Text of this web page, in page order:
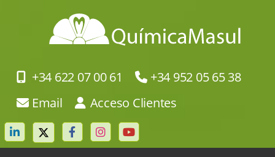
+34 622 07 00 61
+34 952 05 65 38
Email
Acceso Clientes